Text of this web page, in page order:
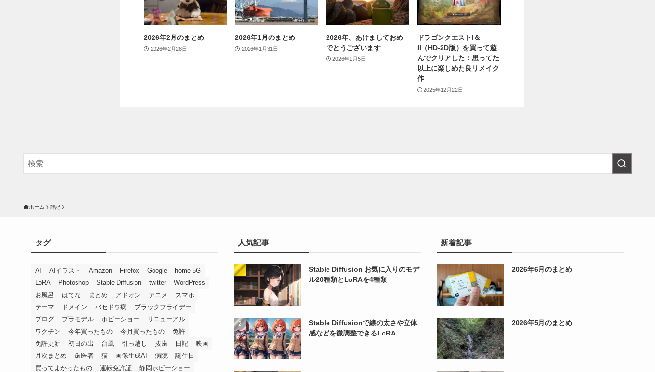
2026年2月のまとめ
2026年2月28日
2026年1月のまとめ
2026年1月31日
2026年、あけましておめ
でとうございます
2026年1月5日
ドラゴンクエストI＆
II（HD-2D版）を買って遊
んでクリアした：思ってた
以上に楽しめた良リメイク
作
2025年12月22日
ホーム 雑記
タグ
AI AIイラスト Amazon Firefox Google
home 5G
LoRA
Photoshop Stable Diffusion twitter
WordPress
お風呂
はてな まとめ アドオン アニメ
スマホ
テーマ
ドメイン バセドウ病
ブラックフライデー
ブログ
プラモデル ホビーショー
リニューアル
ワクチン
今年買ったもの 今月買ったもの
免許
免許更新
初日の出 台風 引っ越し 抜歯 日記
映画
月次まとめ
歯医者 猫 画像生成AI 病院
誕生日
買ってよかったもの
運転免許証 静岡ホビーショー
人気記事
Stable Diffusion お気に入りのモデ
ル20種類とLoRAを4種類
Stable Diffusionで線の太さや立体
感などを微調整できるLoRA
新着記事
2026年6月のまとめ
2026年5月のまとめ